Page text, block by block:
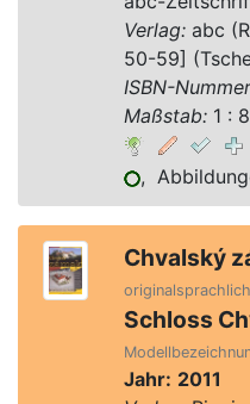
Verlag:abc
50-59]
ISBN-
Maßstab:1 :
,
Chvalský
Schloss
Jahr: 2011